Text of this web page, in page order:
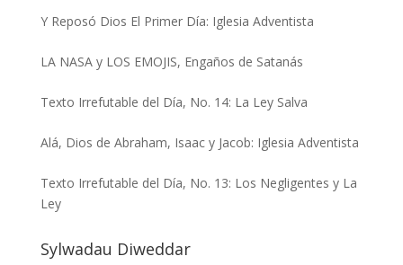
Y Reposó Dios El Primer Día: Iglesia Adventista
LA NASA y LOS EMOJIS, Engaños de Satanás
Texto Irrefutable del Día, No. 14: La Ley Salva
Alá, Dios de Abraham, Isaac y Jacob: Iglesia Adventista
Texto Irrefutable del Día, No. 13: Los Negligentes y La
Ley
Sylwadau Diweddar